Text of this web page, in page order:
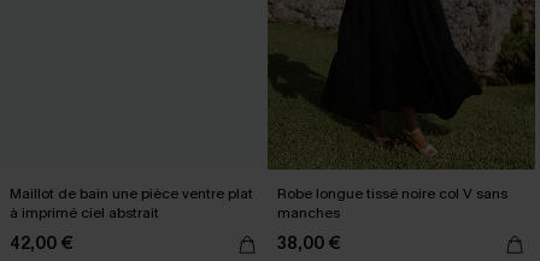
Maillot de bain une pièce ventre plat
à imprimé ciel abstrait
42,00 €
Robe longue tissé noire col V sans
manches
38,00 €